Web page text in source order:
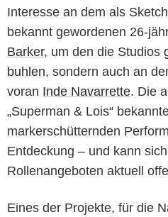
Interesse an dem als
bekannt gewordenen 26-
Barker, um den die Studios
buhlen, sondern auch an
voran Inde Navarrette. Die
„Superman & Lois“
markerschütternden
Entdeckung – und kann
Rollenangeboten aktuell
Eines der Projekte, für die